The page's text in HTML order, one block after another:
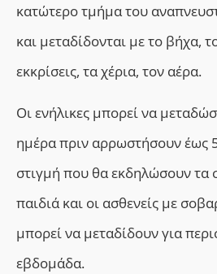
κατώτερο τμήμα του
και μεταδίδονται με το βήχα,
εκκρίσεις, τα χέρια, τον αέρα.
Οι ενήλικες μπορεί να
ημέρα πριν αρρωστήσουν έως
στιγμή που θα εκδηλώσουν
παιδιά και οι ασθενείς με
μπορεί να μεταδίδουν για
εβδομάδα.